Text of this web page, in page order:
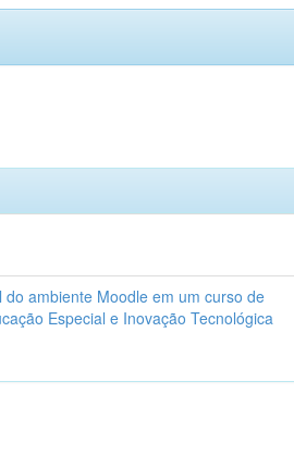
ambiente Moodle em um curso de
Especial e Inovação Tecnológica